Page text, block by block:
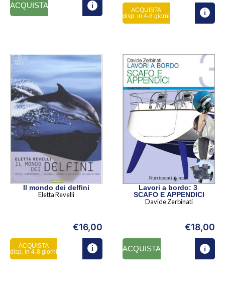
ACQUISTA
ACQUISTA
disp. in 4-8 giorni
Il mondo dei delfini
Eletta Revelli
€16,00
ACQUISTA
disp. in 4-8 giorni
Lavori a bordo: 3
SCAFO E APPENDICI
Davide Zerbinati
€18,00
ACQUISTA